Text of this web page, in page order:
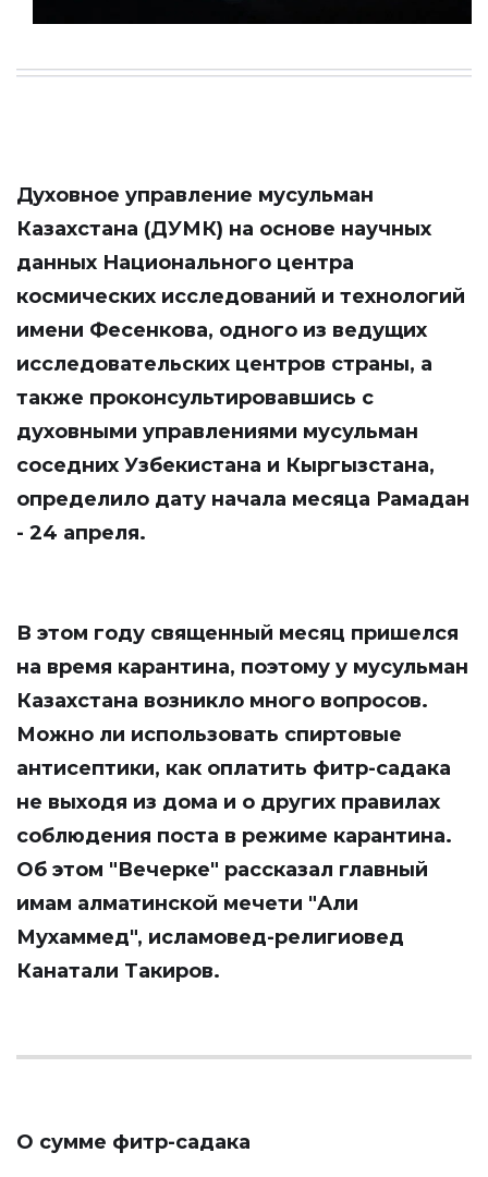
Духовное управление мусульман
Казахстана (ДУМК) на основе научных
данных Национального центра
космических исследований и технологий
имени Фесенкова, одного из ведущих
исследовательских центров страны, а
также проконсультировавшись с
духовными управлениями мусульман
соседних Узбекистана и Кыргызстана,
определило дату начала месяца Рамадан
- 24 апреля.
В этом году священный месяц пришелся
на время карантина, поэтому у мусульман
Казахстана возникло много вопросов.
Можно ли использовать спиртовые
антисептики, как оплатить фитр-садака
не выходя из дома и о других правилах
соблюдения поста в режиме карантина.
Об этом "Вечерке" рассказал главный
имам алматинской мечети "Али
Мухаммед", исламовед-религиовед
Канатали Такиров.
О сумме фитр-садака